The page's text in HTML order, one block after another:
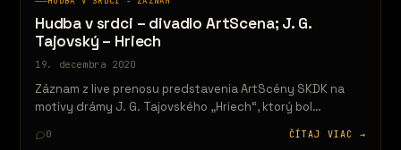
Hudba v srdci – divadlo ArtScena; J. G.
Tajovský – Hriech
19. decembra 2020
Záznam z live prenosu predstavenia ArtScény SKDK na
motívy drámy J. G. Tajovského „Hriech“, ktorý bol
0 ČÍTAJ VIAC →